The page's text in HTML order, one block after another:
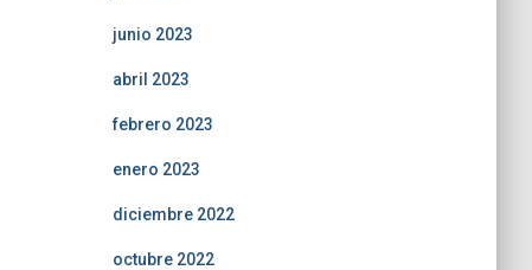
junio 2023
abril 2023
febrero 2023
enero 2023
diciembre 2022
octubre 2022